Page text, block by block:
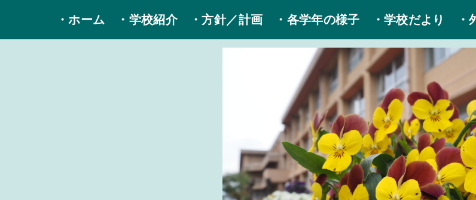
・ホーム ・学校紹介 ・方針／計画 ・各学年の様子 ・学校だより ・